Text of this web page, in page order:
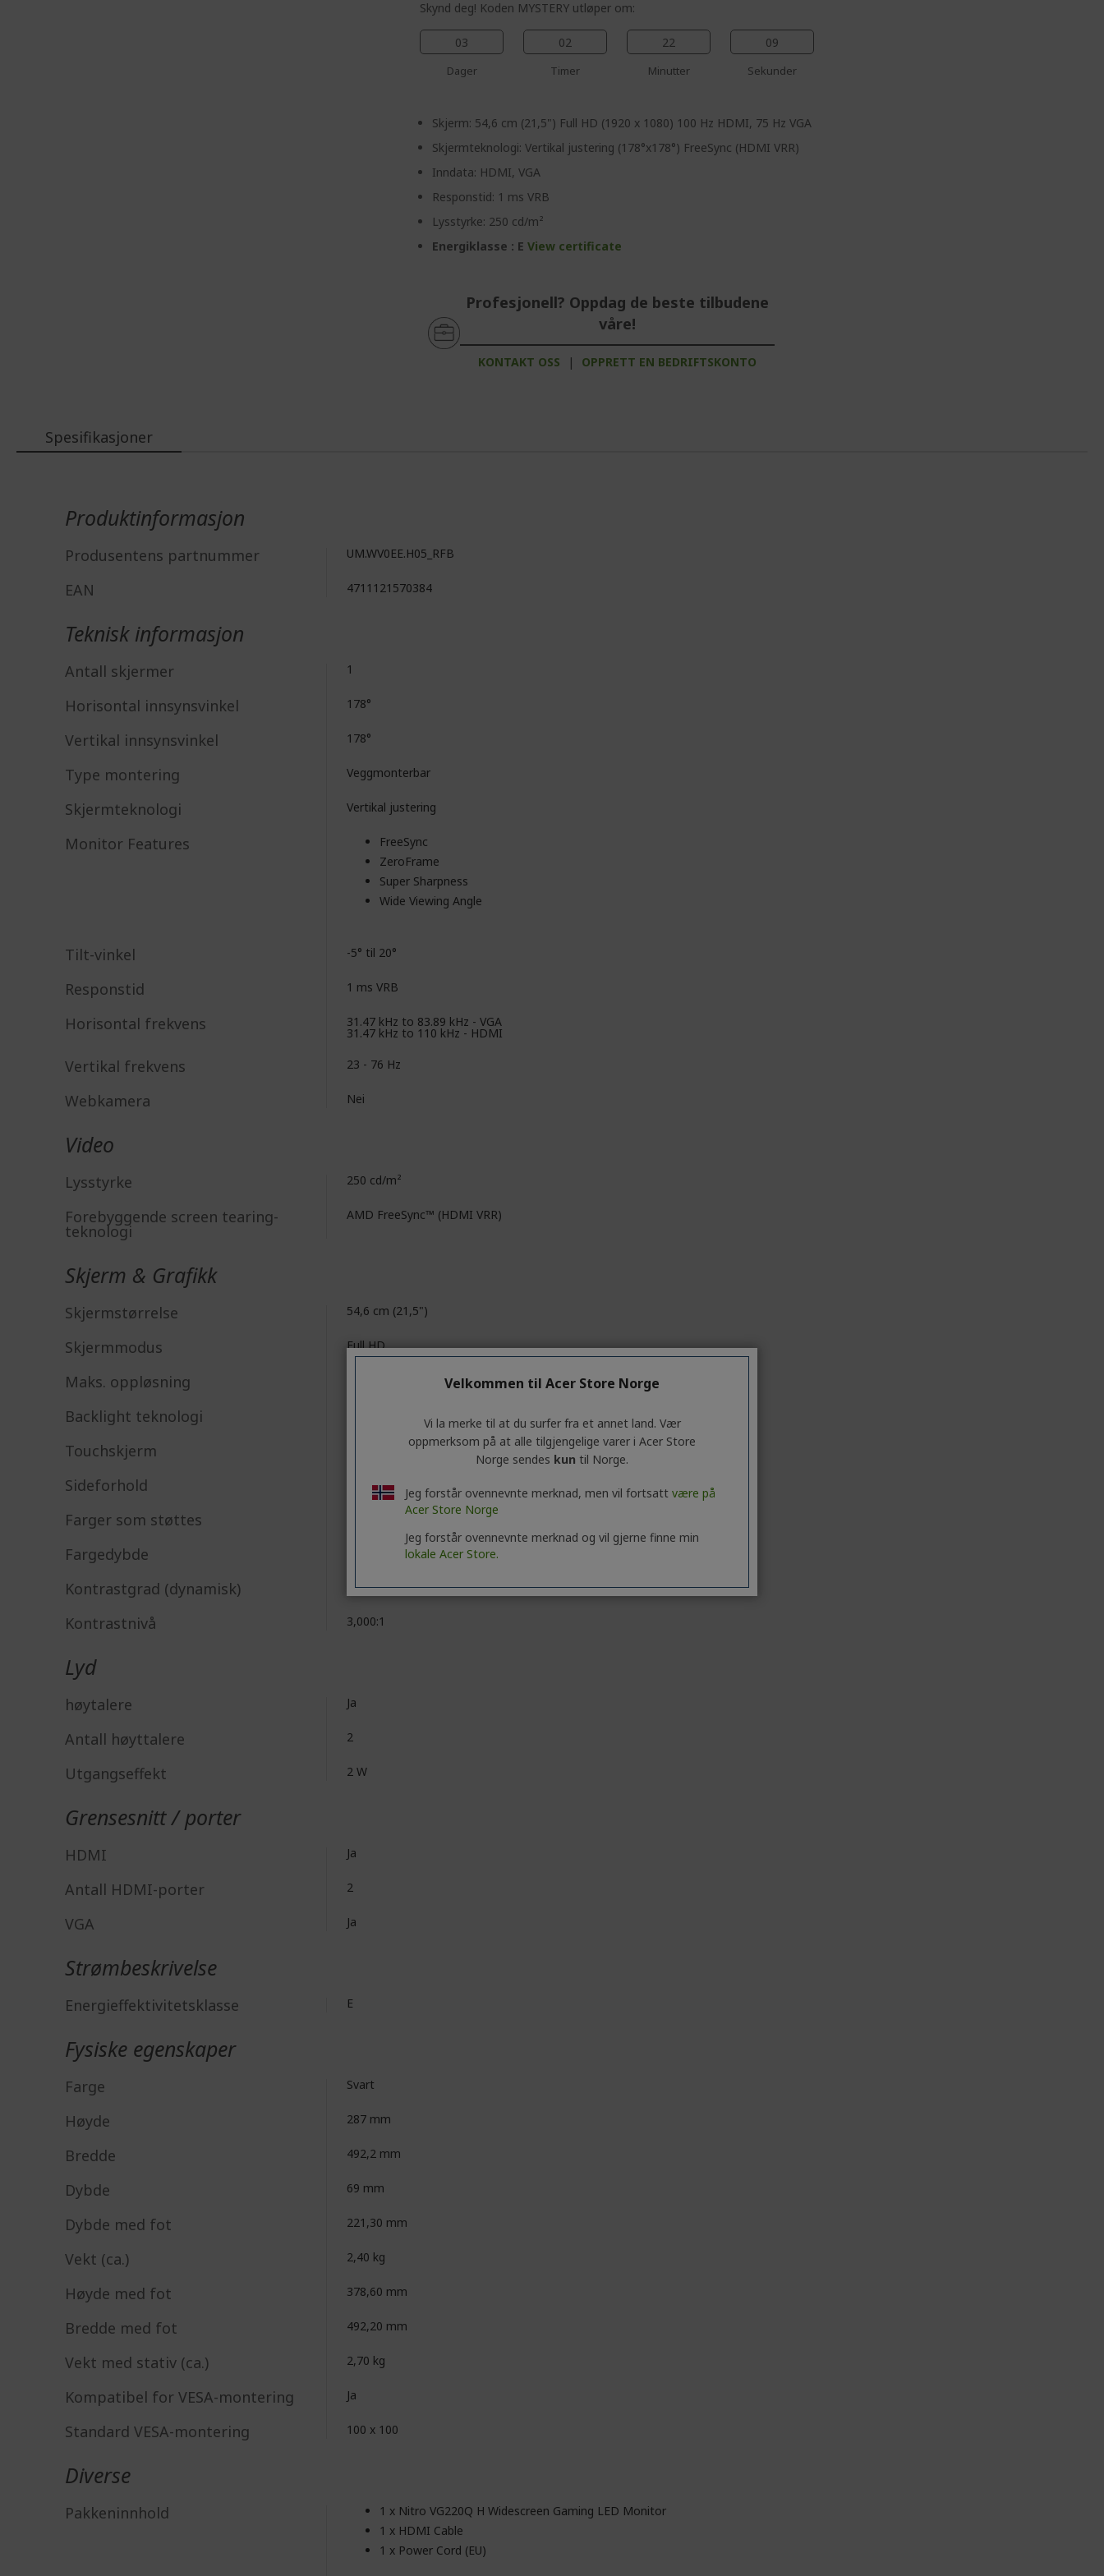
Skynd deg! Koden MYSTERY utløper om:
03
Dager
02
Timer
22
Minutter
08
Sekunder
Skjerm: 54,6 cm (21,5") Full HD (1920 x 1080) 100 Hz HDMI, 75 Hz VGA
Skjermteknologi: Vertikal justering (178°x178°) FreeSync (HDMI VRR)
Inndata: HDMI, VGA
Responstid: 1 ms VRB
Lysstyrke: 250 cd/m²
Energiklasse : EView certificate
Profesjonell? Oppdag de beste tilbudene
våre!
KONTAKT OSS | OPPRETT EN BEDRIFTSKONTO
Spesifikasjoner
Produktinformasjon
Produsentens partnummer UM.WV0EE.H05_RFB
EAN 4711121570384
Teknisk informasjon
Antall skjermer 1
Horisontal innsynsvinkel 178°
Vertikal innsynsvinkel 178°
Type montering Veggmonterbar
Skjermteknologi Vertikal justering
Monitor Features
FreeSync
ZeroFrame
Super Sharpness
Wide Viewing Angle
Tilt-vinkel -5° til 20°
Responstid 1 ms VRB
Horisontal frekvens 31.47 kHz to 83.89 kHz - VGA
31.47 kHz to 110 kHz - HDMI
Vertikal frekvens 23 - 76 Hz
Webkamera Nei
Video
Lysstyrke 250 cd/m²
Forebyggende screen tearing-
teknologi
AMD FreeSync™ (HDMI VRR)
Skjerm & Grafikk
Skjermstørrelse 54,6 cm (21,5")
Skjermmodus Full HD
Maks. oppløsning
Backlight teknologi
Touchskjerm
Sideforhold 16:09
Farger som støttes 16,7 millioner farger
Fargedybde Colour Depth
Kontrastgrad (dynamisk) 100,000,000:1
Kontrastnivå 3,000:1
Lyd
høytalere Ja
Antall høyttalere 2
Utgangseffekt 2 W
Grensesnitt / porter
HDMI Ja
Antall HDMI-porter 2
VGA Ja
Strømbeskrivelse
Energieffektivitetsklasse E
Fysiske egenskaper
Farge Svart
Høyde 287 mm
Bredde 492,2 mm
Dybde 69 mm
Dybde med fot 221,30 mm
Vekt (ca.) 2,40 kg
Høyde med fot 378,60 mm
Bredde med fot 492,20 mm
Vekt med stativ (ca.) 2,70 kg
Kompatibel for VESA-montering Ja
Standard VESA-montering 100 x 100
Diverse
Pakkeninnhold
1 x Nitro VG220Q H Widescreen Gaming LED Monitor
1 x HDMI Cable
1 x Power Cord (EU)
Velkommen til Acer Store Norge
Vi la merke til at du surfer fra et annet land. Vær
oppmerksom på at alle tilgjengelige varer i Acer Store
Norge sendes kun til Norge.
Jeg forstår ovennevnte merknad, men vil fortsatt være på
Acer Store Norge
Jeg forstår ovennevnte merknad og vil gjerne finne min
lokale Acer Store.